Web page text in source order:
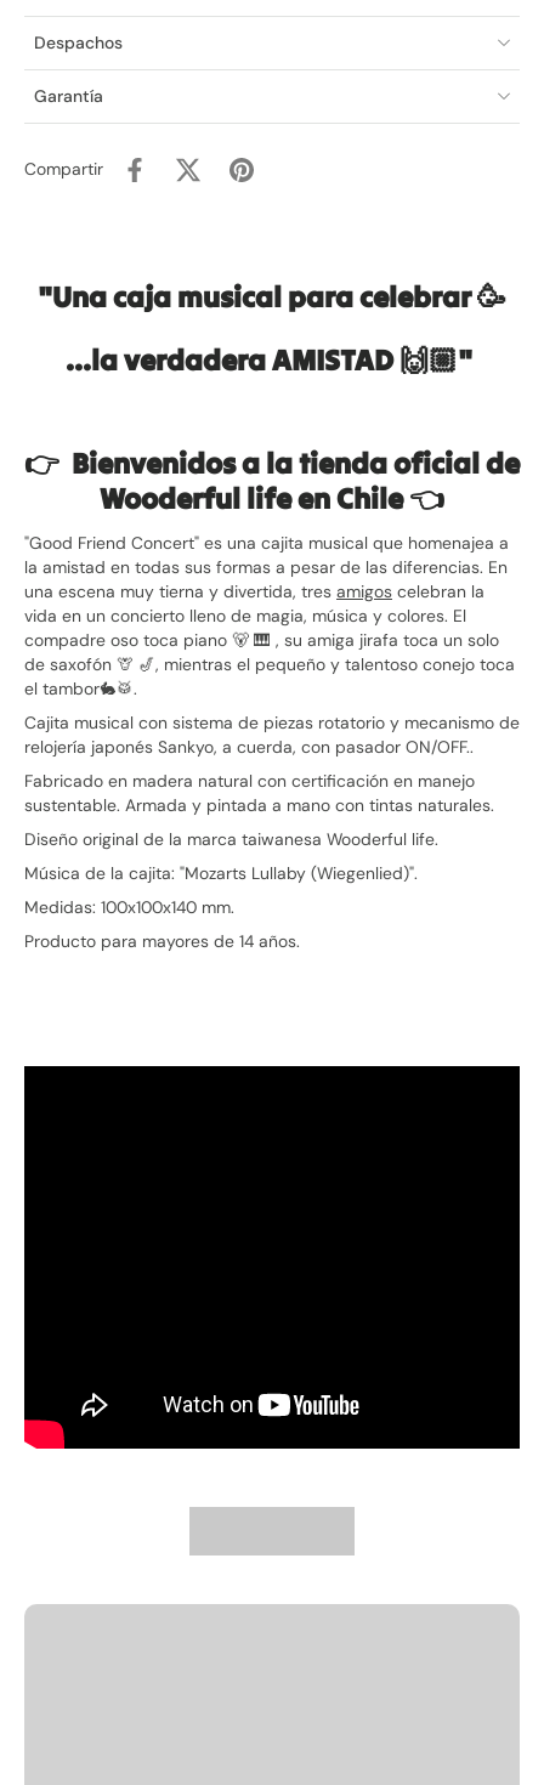
Despachos
Garantía
Compartir
"Una caja musical para celebrar🥳
...la verdadera AMISTAD 🙌🏼"
👉 Bienvenidos a la tienda oficial de
Wooderful life en Chile👈
"Good Friend Concert" es una cajita musical que homenajea a
la amistad en todas sus formas a pesar de las diferencias. En
una escena muy tierna y divertida, tres amigos celebran la
vida en un concierto lleno de magia, música y colores. El
compadre oso toca piano 🐻 🎹 , su amiga jirafa toca un solo
de saxofón 🦒 🎷, mientras el pequeño y talentoso conejo toca
el tambor🐇🥁.
Cajita musical con sistema de piezas rotatorio y mecanismo de
relojería japonés Sankyo, a cuerda, con pasador ON/OFF..
Fabricado en madera natural con certificación en manejo
sustentable. Armada y pintada a mano con tintas naturales.
Diseño original de la marca taiwanesa Wooderful life.
Música de la cajita: "Mozarts Lullaby (Wiegenlied)".
Medidas: 100x100x140 mm.
Producto para mayores de 14 años.